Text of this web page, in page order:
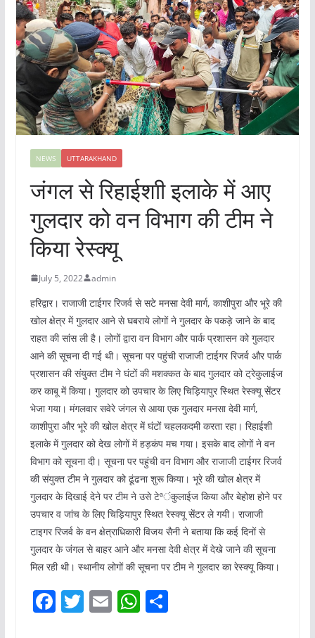
NEWS UTTARAKHAND
जंगल से रिहाईशाी इलाके में आए
गुलदार को वन विभाग की टीम ने
किया रेस्क्यू
July 5, 2022 admin
हरिद्वार। राजाजी टाईगर रिजर्व से सटे मनसा देवी मार्ग, काशीपुरा और भूरे की
खोल क्षेत्र में गुलदार आने से घबराये लोगों ने गुलदार के पकड़े जाने के बाद
राहत की सांस ली है। लोगों द्वारा वन विभाग और पार्क प्रशासन को गुलदार
आने की सूचना दी गई थी। सूचना पर पहुंची राजाजी टाईगर रिजर्व और पार्क
प्रशासन की संयुक्त टीम ने घंटों की मशक्कत के बाद गुलदार को ट्रेकुलाईज
कर काबू में किया। गुलदार को उपचार के लिए चिड़ियापुर स्थित रेस्क्यू सेंटर
भेजा गया। मंगलवार सवेरे जंगल से आया एक गुलदार मनसा देवी मार्ग,
काशीपुरा और भूरे की खोल क्षेत्र में घंटों चहलकदमी करता रहा। रिहाईशी
इलाके में गुलदार को देख लोगों में हड़कंप मच गया। इसके बाद लोगों ने वन
विभाग को सूचना दी। सूचना पर पहुंची वन विभाग और राजाजी टाईगर रिजर्व
की संयुक्त टीम ने गुलदार को ढूंढना शुरू किया। भूरे की खोल क्षेत्र में
गुलदार के दिखाई देने पर टीम ने उसे टेªंकुलाईज किया और बेहोश होने पर
उपचार व जांच के लिए चिड़ियापुर स्थित रेस्क्यू सेंटर ले गयी। राजाजी
टाइगर रिजर्व के वन क्षेत्राधिकारी विजय सैनी ने बताया कि कई दिनों से
गुलदार के जंगल से बाहर आने और मनसा देवी क्षेत्र में देखे जाने की सूचना
मिल रही थी। स्थानीय लोगों की सूचना पर टीम ने गुलदार का रेस्क्यू किया।
F T E W S